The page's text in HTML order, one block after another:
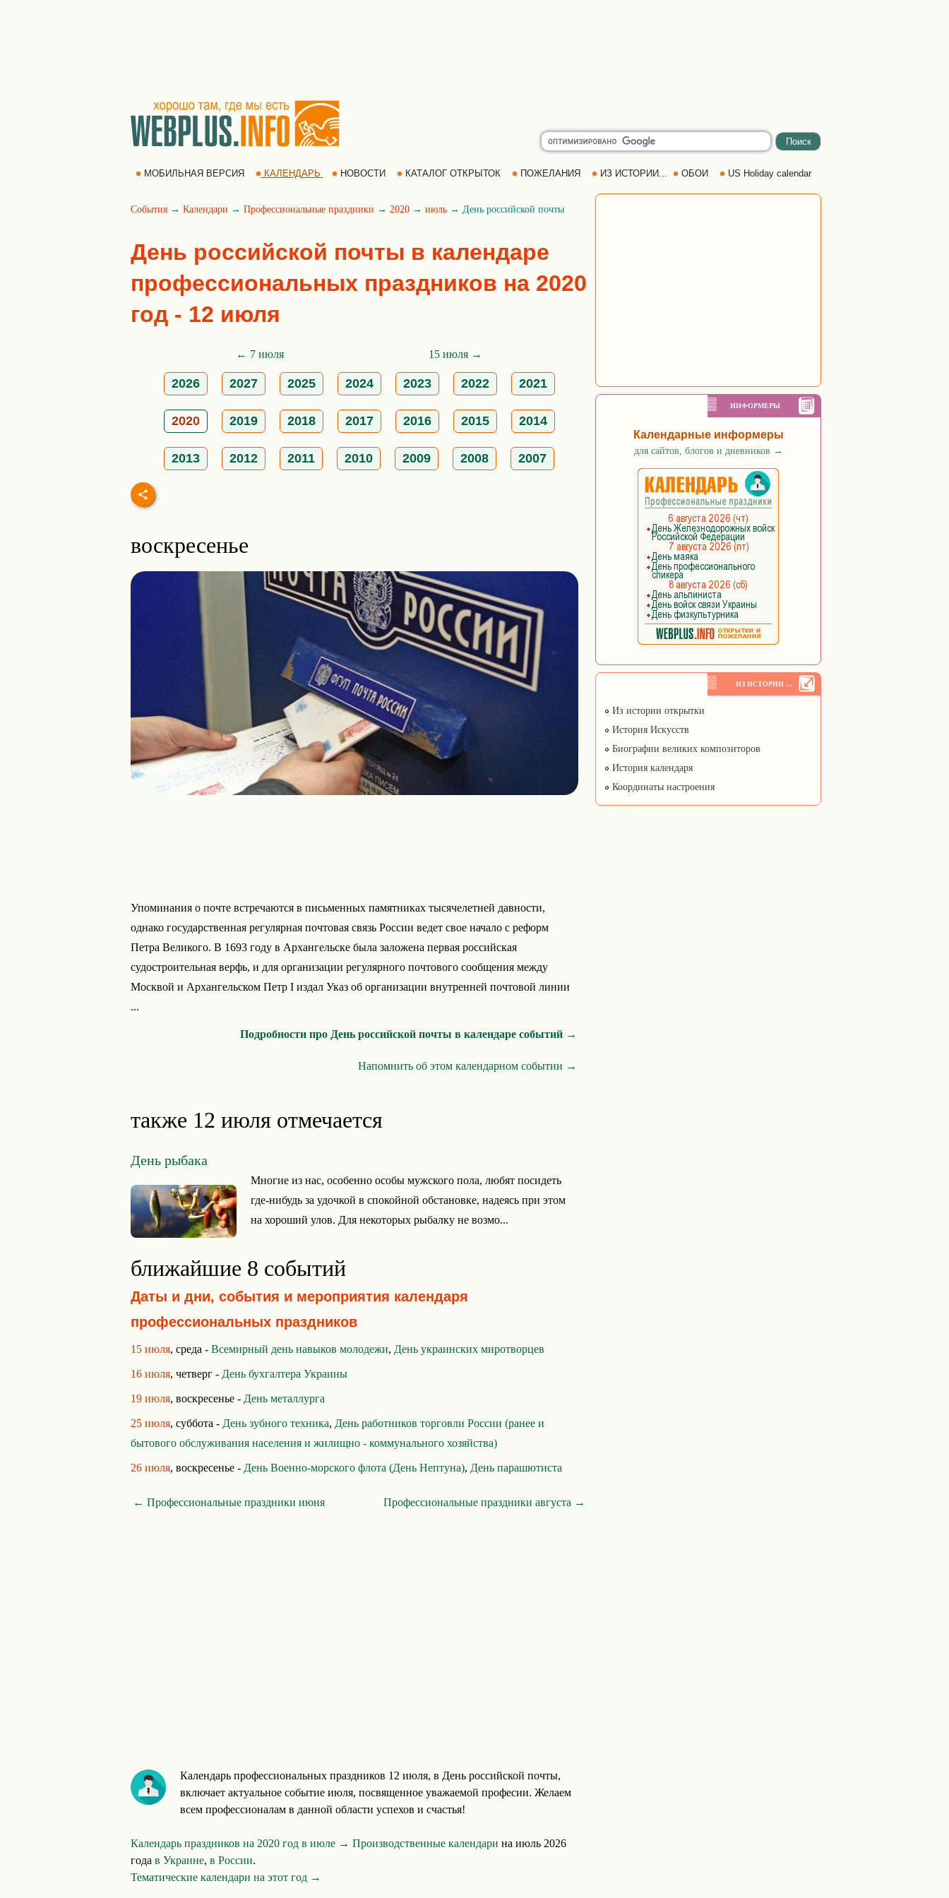
МОБИЛЬНАЯ ВЕРСИЯ КАЛЕНДАРЬ НОВОСТИ КАТАЛОГ ОТКРЫТОК ПОЖЕЛАНИЯ ИЗ ИСТОРИИ... ОБОИ US Holiday calendar
События → Календари → Профессиональные праздники → 2020 → июль → День российской почты
День российской почты в календаре
профессиональных праздников на 2020
год - 12 июля
← 7 июля 15 июля →
2026 2027 2025 2024 2023 2022 2021
2020 2019 2018 2017 2016 2015 2014
2013 2012 2011 2010 2009 2008 2007
воскресенье
Упоминания о почте встречаются в письменных памятниках тысячелетней давности,
однако государственная регулярная почтовая связь России ведет свое начало с реформ
Петра Великого. В 1693 году в Архангельске была заложена первая российская
судостроительная верфь, и для организации регулярного почтового сообщения между
Москвой и Архангельском Петр I издал Указ об организации внутренней почтовой линии
...
Подробности про День российской почты в календаре событий →
Напомнить об этом календарном событии →
также 12 июля отмечается
День рыбака
Многие из нас, особенно особы мужского пола, любят посидеть
где-нибудь за удочкой в спокойной обстановке, надеясь при этом
на хороший улов. Для некоторых рыбалку не возмо...
ближайшие 8 событий
Даты и дни, события и мероприятия календаря
профессиональных праздников
15 июля, среда - Всемирный день навыков молодежи, День украинских миротворцев
16 июля, четверг - День бухгалтера Украины
19 июля, воскресенье - День металлурга
25 июля, суббота - День зубного техника, День работников торговли России (ранее и
бытового обслуживания населения и жилищно - коммунального хозяйства)
26 июля, воскресенье - День Военно-морского флота (День Нептуна), День парашютиста
← Профессиональные праздники июня Профессиональные праздники августа →
Календарь профессиональных праздников 12 июля, в День российской почты,
включает актуальное событие июля, посвященное уважаемой професии. Желаем
всем профессионалам в данной области успехов и счастья!
Календарь праздников на 2020 год в июле → Производственные календари на июль 2026
года в Украине, в России.
Тематические календари на этот год →
ИНФОРМЕРЫ
Календарные информеры
для сайтов, блогов и дневников →
ИЗ ИСТОРИИ ...
Из истории открытки
История Искусств
Биографии великих композиторов
История календаря
Координаты настроения